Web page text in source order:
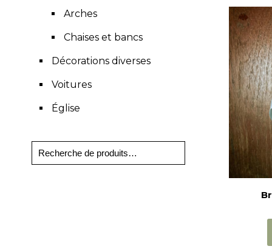
Arches
Chaises et bancs
Décorations diverses
Voitures
Église